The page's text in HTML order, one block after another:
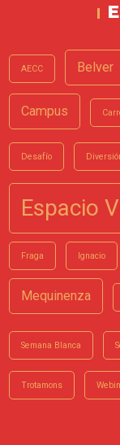
AECC Belver
Campus
Desafío
Espacio
Fraga Ignacio
Mequinenza
Semana Blanca
Trotamons